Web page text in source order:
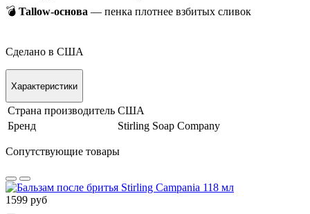
💣 Tallow-основа — пенка плотнее взбитых сливок
Сделано в США
Характеристики
Страна производитель США
Бренд
Stirling Soap Company
Сопутствующие товары
1599 руб